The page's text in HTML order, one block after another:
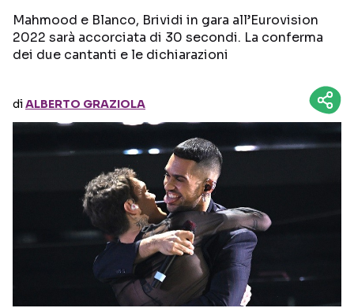
Mahmood e Blanco, Brividi in gara all’Eurovision
2022 sarà accorciata di 30 secondi. La conferma
dei due cantanti e le dichiarazioni
diALBERTO GRAZIOLA